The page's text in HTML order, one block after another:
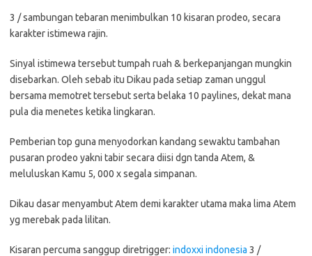
3 / sambungan tebaran menimbulkan 10 kisaran prodeo, secara
karakter istimewa rajin.
Sinyal istimewa tersebut tumpah ruah & berkepanjangan mungkin
disebarkan. Oleh sebab itu Dikau pada setiap zaman unggul
bersama memotret tersebut serta belaka 10 paylines, dekat mana
pula dia menetes ketika lingkaran.
Pemberian top guna menyodorkan kandang sewaktu tambahan
pusaran prodeo yakni tabir secara diisi dgn tanda Atem, &
meluluskan Kamu 5, 000 x segala simpanan.
Dikau dasar menyambut Atem demi karakter utama maka lima Atem
yg merebak pada lilitan.
Kisaran percuma sanggup diretrigger: indoxxi indonesia 3 /